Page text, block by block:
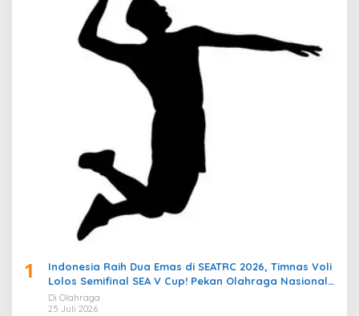
1
Indonesia Raih Dua Emas di SEATRC 2026, Timnas Voli
Lolos Semifinal SEA V Cup! Pekan Olahraga Nasional
Bergemuruh
Di Olahraga
25 Juli 2026